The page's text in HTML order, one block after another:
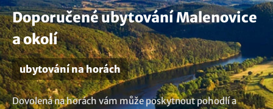
Doporučené ubytování Malenovice
a okolí
ubytování na horách
Dovolená na horách vám může poskytnout pohodlí a